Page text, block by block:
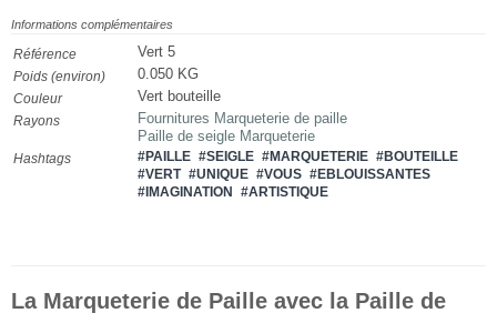
Informations complémentaires
Référence Vert 5
Poids (environ) 0.050 KG
Couleur Vert bouteille
Rayons
Fournitures Marqueterie de paille
Paille de seigle Marqueterie
Hashtags #PAILLE #SEIGLE #MARQUETERIE #BOUTEILLE
#VERT #UNIQUE #VOUS #EBLOUISSANTES
#IMAGINATION #ARTISTIQUE
La Marqueterie de Paille avec la Paille de